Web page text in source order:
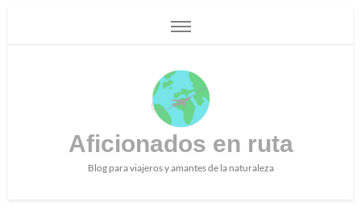
Aficionados en ruta
Blog para viajeros y amantes de la naturaleza